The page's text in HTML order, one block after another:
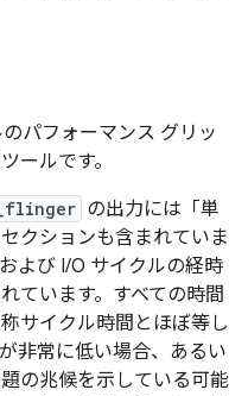
パフォーマンス グリッ
ールです。
の出力には「単
クションも含まれていま
よび I/O サイクルの経時
ています。すべての時間
サイクル時間とほぼ等し
非常に低い場合、あるい
の兆候を示している可能